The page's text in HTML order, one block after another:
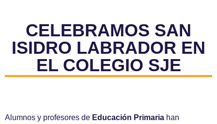
CELEBRAMOS SAN
ISIDRO LABRADOR EN
EL COLEGIO SJE
Alumnos y profesores de Educación Primaria han